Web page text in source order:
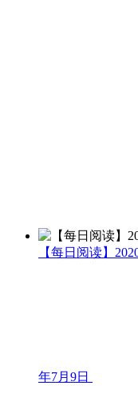
【每日阅读】
年7月9日